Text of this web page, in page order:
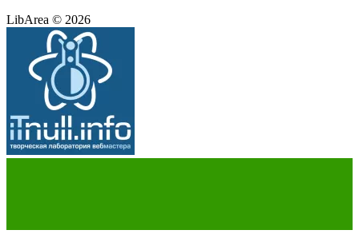
LibArea © 2026